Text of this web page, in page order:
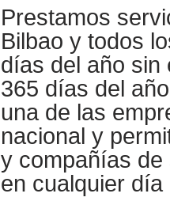
Prestamos
Bilbao y todos
días del año sin
365 días del
una de las
nacional y
y compañías
en cualquier día